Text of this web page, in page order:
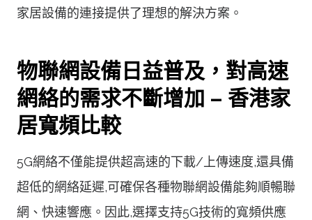
家居設備的連接提供了理想的解決方案。
物聯網設備日益普及，對高速
網絡的需求不斷增加 – 香港家
居寬頻比較
5G網絡不僅能提供超高速的下載/上傳速度,還具備
超低的網絡延遲,可確保各種物聯網設備能夠順暢聯
網、快速響應。因此,選擇支持5G技術的寬頻供應